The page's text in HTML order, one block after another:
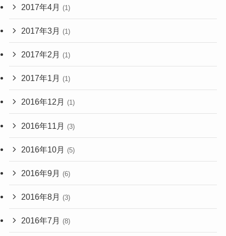
2017年4月 (1)
2017年3月 (1)
2017年2月 (1)
2017年1月 (1)
2016年12月 (1)
2016年11月 (3)
2016年10月 (5)
2016年9月 (6)
2016年8月 (3)
2016年7月 (8)